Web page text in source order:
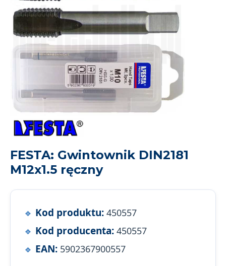
FESTA: Gwintownik DIN2181
M12x1.5 ręczny
Kod produktu: 450557
Kod producenta: 450557
EAN: 5902367900557